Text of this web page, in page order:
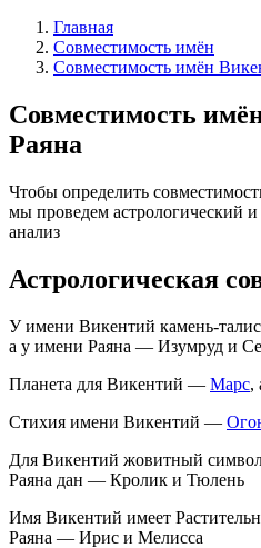
Главная
Совместимость имён
Совместимость имён
Совместимость
Раяна
Чтобы определить
мы проведем астрологический
анализ
Астрологическая
У имени Викентий камень-
а у имени Раяна — Изумруд и
Планета для Викентий — Марс,
Стихия имени Викентий —
Для Викентий жовитный
Раяна дан — Кролик и Тюлень
Имя Викентий имеет
Раяна — Ирис и Мелисса